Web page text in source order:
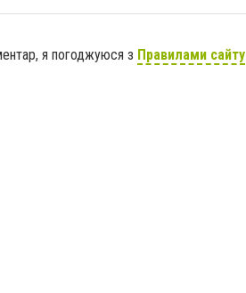
я погоджуюся з Правилами сайту